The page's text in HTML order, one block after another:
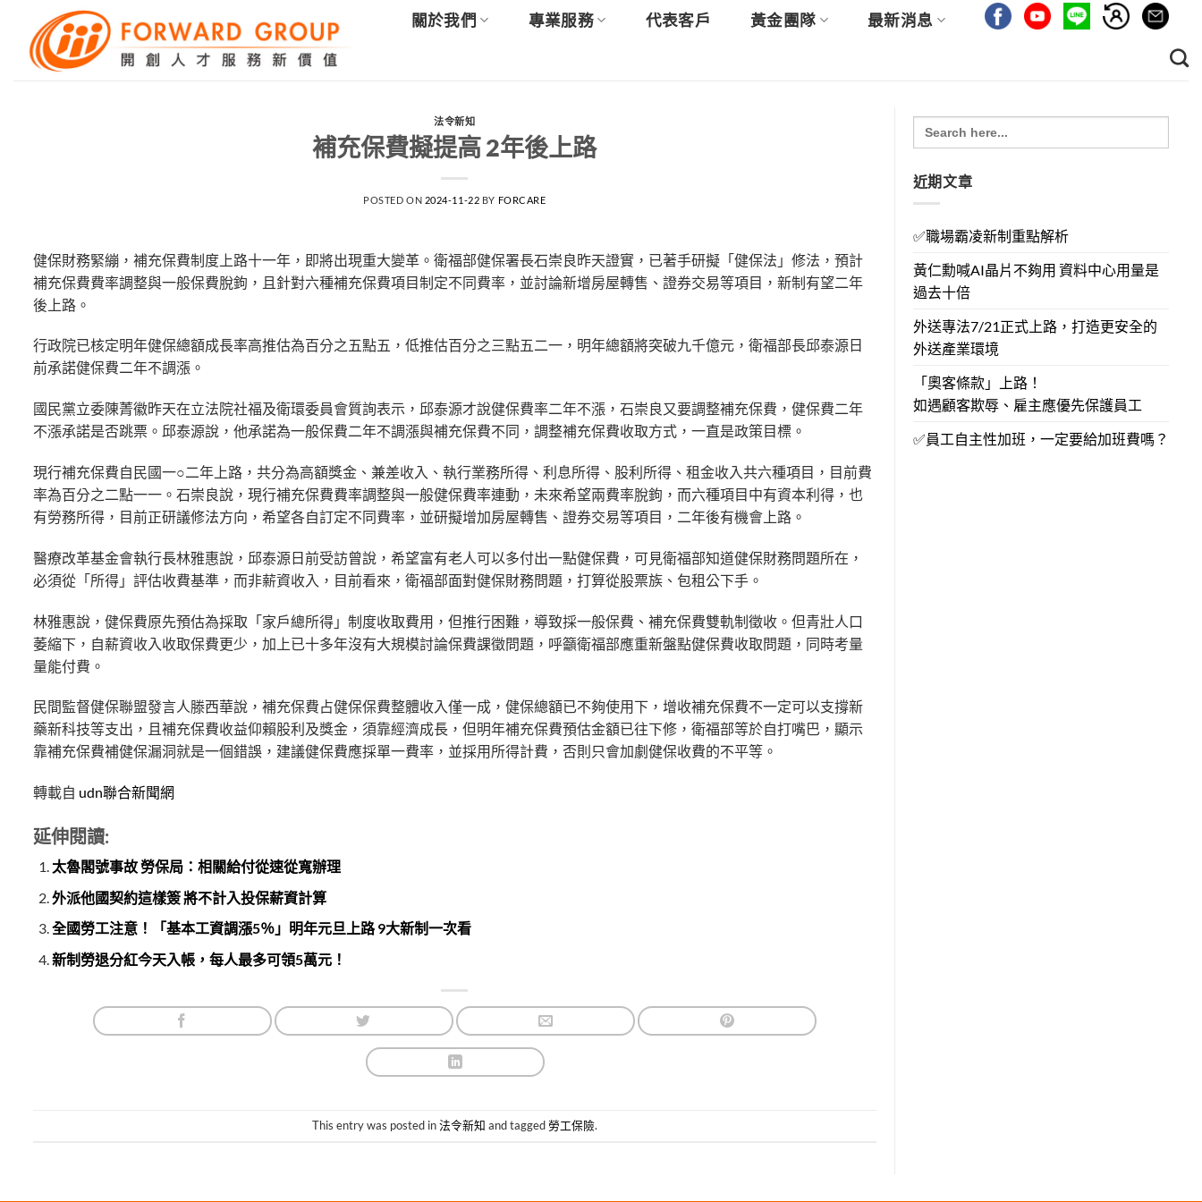
content
關於我們 專業服務 代表客戶 黃金團隊 最新消息
法令新知
補充保費擬提高 2年後上路
POSTED ON 2024-11-22 BY FORCARE
健保財務緊繃，補充保費制度上路十一年，即將出現重大變革。衛福部健保署長石崇良昨天證實，已著手研擬「健保法」修法，預計
補充保費費率調整與一般保費脫鉤，且針對六種補充保費項目制定不同費率，並討論新增房屋轉售、證券交易等項目，新制有望二年
後上路。
行政院已核定明年健保總額成長率高推估為百分之五點五，低推估百分之三點五二一，明年總額將突破九千億元，衛福部長邱泰源日
前承諾健保費二年不調漲。
國民黨立委陳菁徽昨天在立法院社福及衛環委員會質詢表示，邱泰源才說健保費率二年不漲，石崇良又要調整補充保費，健保費二年
不漲承諾是否跳票。邱泰源說，他承諾為一般保費二年不調漲與補充保費不同，調整補充保費收取方式，一直是政策目標。
現行補充保費自民國一○二年上路，共分為高額獎金、兼差收入、執行業務所得、利息所得、股利所得、租金收入共六種項目，目前費
率為百分之二點一一。石崇良說，現行補充保費費率調整與一般健保費率連動，未來希望兩費率脫鉤，而六種項目中有資本利得，也
有勞務所得，目前正研議修法方向，希望各自訂定不同費率，並研擬增加房屋轉售、證券交易等項目，二年後有機會上路。
醫療改革基金會執行長林雅惠說，邱泰源日前受訪曾說，希望富有老人可以多付出一點健保費，可見衛福部知道健保財務問題所在，
必須從「所得」評估收費基準，而非薪資收入，目前看來，衛福部面對健保財務問題，打算從股票族、包租公下手。
林雅惠說，健保費原先預估為採取「家戶總所得」制度收取費用，但推行困難，導致採一般保費、補充保費雙軌制徵收。但青壯人口
萎縮下，自薪資收入收取保費更少，加上已十多年沒有大規模討論保費課徵問題，呼籲衛福部應重新盤點健保費收取問題，同時考量
量能付費。
民間監督健保聯盟發言人滕西華說，補充保費占健保保費整體收入僅一成，健保總額已不夠使用下，增收補充保費不一定可以支撐新
藥新科技等支出，且補充保費收益仰賴股利及獎金，須靠經濟成長，但明年補充保費預估金額已往下修，衛福部等於自打嘴巴，顯示
靠補充保費補健保漏洞就是一個錯誤，建議健保費應採單一費率，並採用所得計費，否則只會加劇健保收費的不平等。
轉載自 udn聯合新聞網
延伸閱讀:
太魯閣號事故 勞保局：相關給付從速從寬辦理
外派他國契約這樣簽 將不計入投保薪資計算
全國勞工注意！「基本工資調漲5％」明年元旦上路 9大新制一次看
新制勞退分紅今天入帳，每人最多可領5萬元！
This entry was posted in法令新知 and tagged勞工保險.
Search
for:
近期文章
✅職場霸凌新制重點解析
黃仁勳喊AI晶片不夠用 資料中心用量是
過去十倍
外送專法7/21正式上路，打造更安全的
外送產業環境
「奧客條款」上路！
如遇顧客欺辱、雇主應優先保護員工
✅員工自主性加班，一定要給加班費嗎？